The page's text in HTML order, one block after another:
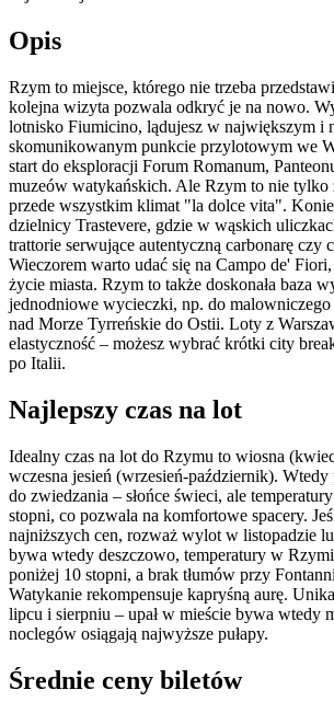
Opis
Rzym to miejsce, którego nie trzeba
kolejna wizyta pozwala odkryć je na nowo.
lotnisko Fiumicino, lądujesz w największym i
skomunikowanym punkcie przylotowym we
start do eksploracji Forum Romanum,
muzeów watykańskich. Ale Rzym to nie tylko
przede wszystkim klimat "la dolce vita".
dzielnicy Trastevere, gdzie w wąskich
trattorie serwujące autentyczną carbonarę czy
Wieczorem warto udać się na Campo de'
życie miasta. Rzym to także doskonała baza
jednodniowe wycieczki, np. do
nad Morze Tyrreńskie do Ostii. Loty z
elastyczność – możesz wybrać krótki city
po Italii.
Najlepszy czas na lot
Idealny czas na lot do Rzymu to wiosna
wczesna jesień (wrzesień-październik). Wtedy
do zwiedzania – słońce świeci, ale
stopni, co pozwala na komfortowe spacery.
najniższych cen, rozważ wylot w listopadzie
bywa wtedy deszczowo, temperatury w
poniżej 10 stopni, a brak tłumów przy
Watykanie rekompensuje kapryśną aurę.
lipcu i sierpniu – upał w mieście bywa wtedy
noclegów osiągają najwyższe pułapy.
Średnie ceny biletów